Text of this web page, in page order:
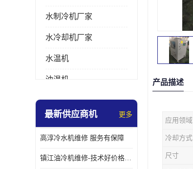
水制冷机厂家
水冷却机厂家
水温机
油温机
冰热一体机
油冷却机厂家
最新供应商机 更多
高淳冷水机维修 服务有保障
镇江油冷机维修-技术好价格便宜
产品描述
应用领域
冷却方式
尺寸